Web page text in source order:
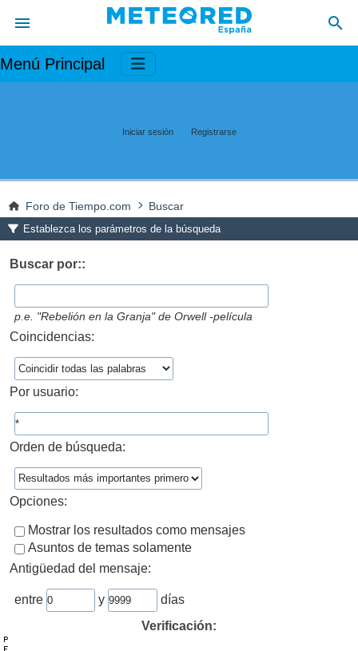
Menú Principal
Iniciar sesión Registrarse
Foro de Tiempo.com Buscar
Establezca los parámetros de la búsqueda
Buscar por::
p.e. "Rebelión en la Granja" de Orwell -película
Coincidencias:
Por usuario:
Orden de búsqueda:
Opciones:
Mostrar los resultados como mensajes
Asuntos de temas solamente
Antigüedad del mensaje:
entre y
días
Verificación: